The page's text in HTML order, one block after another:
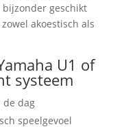
geschikt
akoestisch als
U1 of
systeem
de dag
speelgevoel